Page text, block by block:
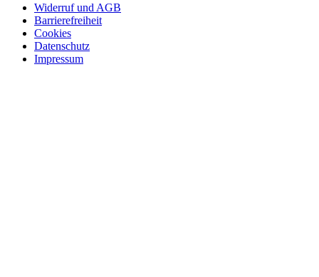
Widerruf und AGB
Barrierefreiheit
Cookies
Datenschutz
Impressum